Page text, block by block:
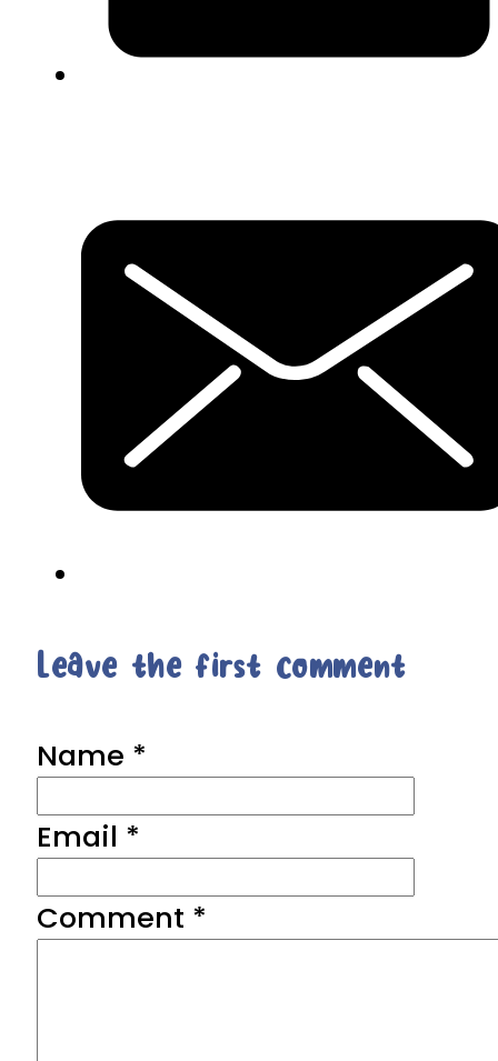
Leave the first comment
Name *
Email *
Comment *